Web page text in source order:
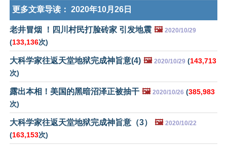
更多文章导读： 2020年10月26日
老井冒烟 ！四川村民打脸砖家 引发地震 🖼️ 2020/10/29
(133,136次)
大科学家往返天堂地狱完成神旨意(4) 🖼️ 2020/10/29 (143,713
次)
露出本相！美国的黑暗沼泽正被抽干 🖼️ 2020/10/26 (385,983
次)
大科学家往返天堂地狱完成神旨意（3） 🖼️ 2020/10/22
(163,153次)